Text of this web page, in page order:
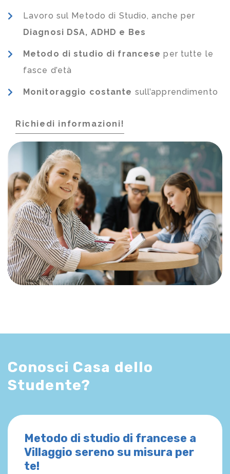
Lavoro sul Metodo di Studio, anche per
Diagnosi DSA, ADHD e Bes
Metodo di studio di francese per tutte le
fasce d’età
Monitoraggio costante sull’apprendimento
Richiedi informazioni!
Conosci Casa dello
Studente?
Metodo di studio di francese a
Villaggio sereno su misura per
te!